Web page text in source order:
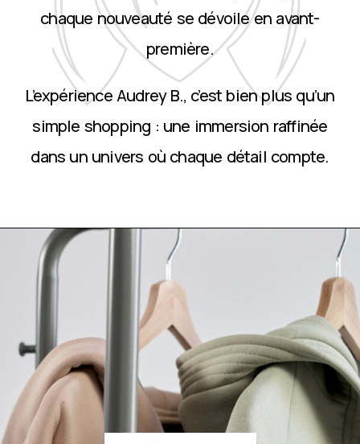
chaque nouveauté se dévoile en avant-
première.
L’expérience Audrey B., c’est bien plus qu’un
simple shopping : une immersion raffinée
dans un univers où chaque détail compte.